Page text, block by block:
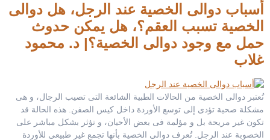
أسباب دوالى الخصية عند الرجل، هل دوالى
الخصية تسبب العقم؟، هل يمكن حدوث
حمل مع وجود دوالى الخصية؟| د. محمود
غلاب
تُعتبر دوالى الخصية من الحالات الطبية الشائعة التى تصيب الرجال، و هى
مشكلة صحية تؤدى إلى توسع الأوردة داخل كيس الصفن. هذه الحالة قد
تكون غير مريحة بل و مؤلمة فى بعض الأحيان، و تؤثر بشكل مباشر على
الخصوبة عند الرجل. تُعرف دوالى الخصية بأنها تجمع غير طبيعى للأوردة